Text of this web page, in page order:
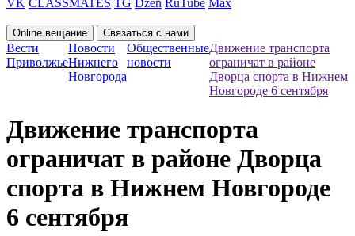
VK CLASSMATES TG Dzen RuTube Max
Online вещание Связаться с нами
Вести
Приволжье
Новости
Нижнего
Новгорода
Общественные
новости
Движение транспорта
ограничат в районе
Дворца спорта в Нижнем
Новгороде 6 сентября
Движение транспорта
ограничат в районе Дворца
спорта в Нижнем Новгороде
6 сентября